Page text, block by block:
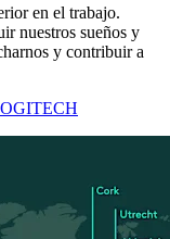
en el trabajo.
nuestros sueños y
y contribuir a